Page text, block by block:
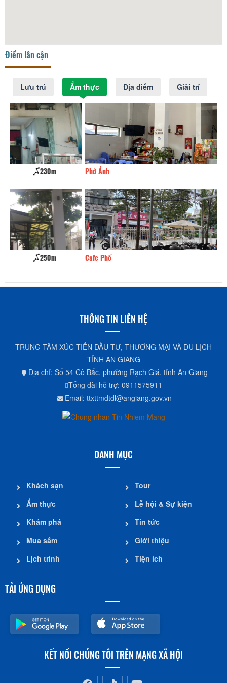
Điểm lân cận
Lưu trú Ẩm thực Địa điểm Giải trí
Phở Ánh
Cafe Phố
THÔNG TIN LIÊN HỆ
TRUNG TÂM XÚC TIẾN ĐẦU TƯ, THƯƠNG MẠI VÀ DU LỊCH
TỈNH AN GIANG
Địa chỉ: Số 54 Cô Bắc, phường Rạch Giá, tỉnh An Giang
Tổng đài hỗ trợ: 0911575911
Email: ttxttmdtdl@angiang.gov.vn
DANH MỤC
Khách sạn
Ẩm thực
Khám phá
Mua sắm
Lịch trình
Tour
Lễ hội & Sự kiện
Tin tức
Giới thiệu
Tiện ích
TẢI ỨNG DỤNG
KẾT NỐI CHÚNG TÔI TRÊN MẠNG XÃ HỘI